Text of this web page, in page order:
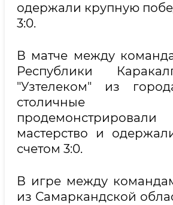
одержали крупную
3:0.
В матче между
Республики
"Узтелеком" из
столичные
мастерство и
счетом 3:0.
В игре между
из Самаркандской